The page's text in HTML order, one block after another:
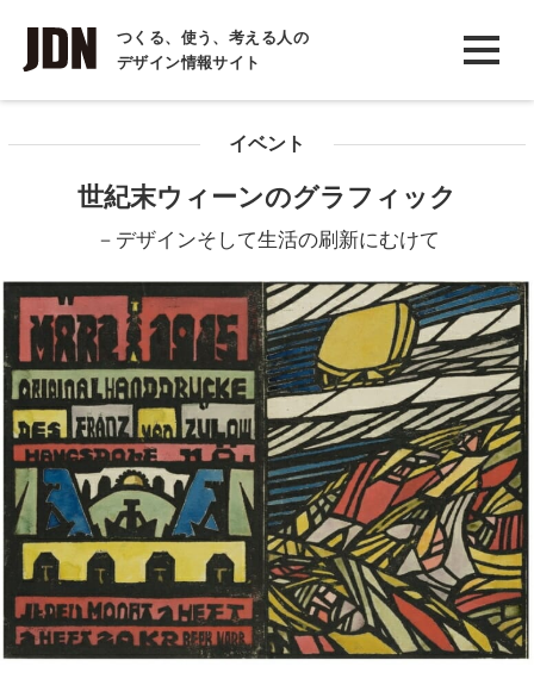
つくる、使う、考える人の
デザイン情報サイト
INTERVIEW
インタビュー
COLUMN
イベント
世紀末ウィーンのグラフィック
－デザインそして生活の刷新にむけて